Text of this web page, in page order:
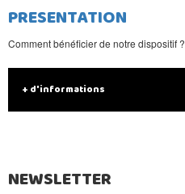
PRESENTATION
Comment bénéficier de notre dispositif ?
+ d'informations
NEWSLETTER